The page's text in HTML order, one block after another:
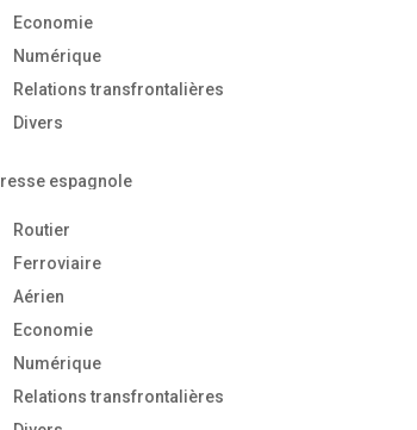
Economie
Numérique
Relations transfrontalières
Divers
espagnole
Routier
Ferroviaire
Aérien
Economie
Numérique
Relations transfrontalières